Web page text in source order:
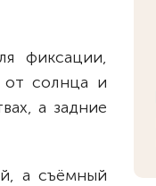
фиксации,
от солнца и
а задние
а съёмный